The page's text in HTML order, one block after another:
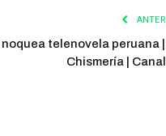
telenovela peruana |
Chismería |